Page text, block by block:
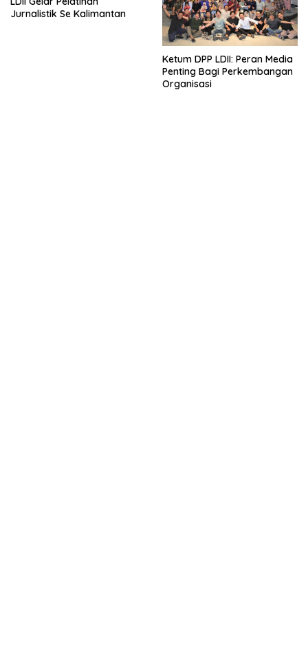
Jurnalistik Se Kalimantan
Ketum DPP LDII: Peran Media
Penting Bagi Perkembangan
Organisasi